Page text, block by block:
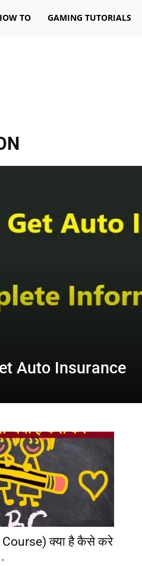
TO GAMING TUTORIALS
Auto Insurance
Course) क्या है कैसे करे